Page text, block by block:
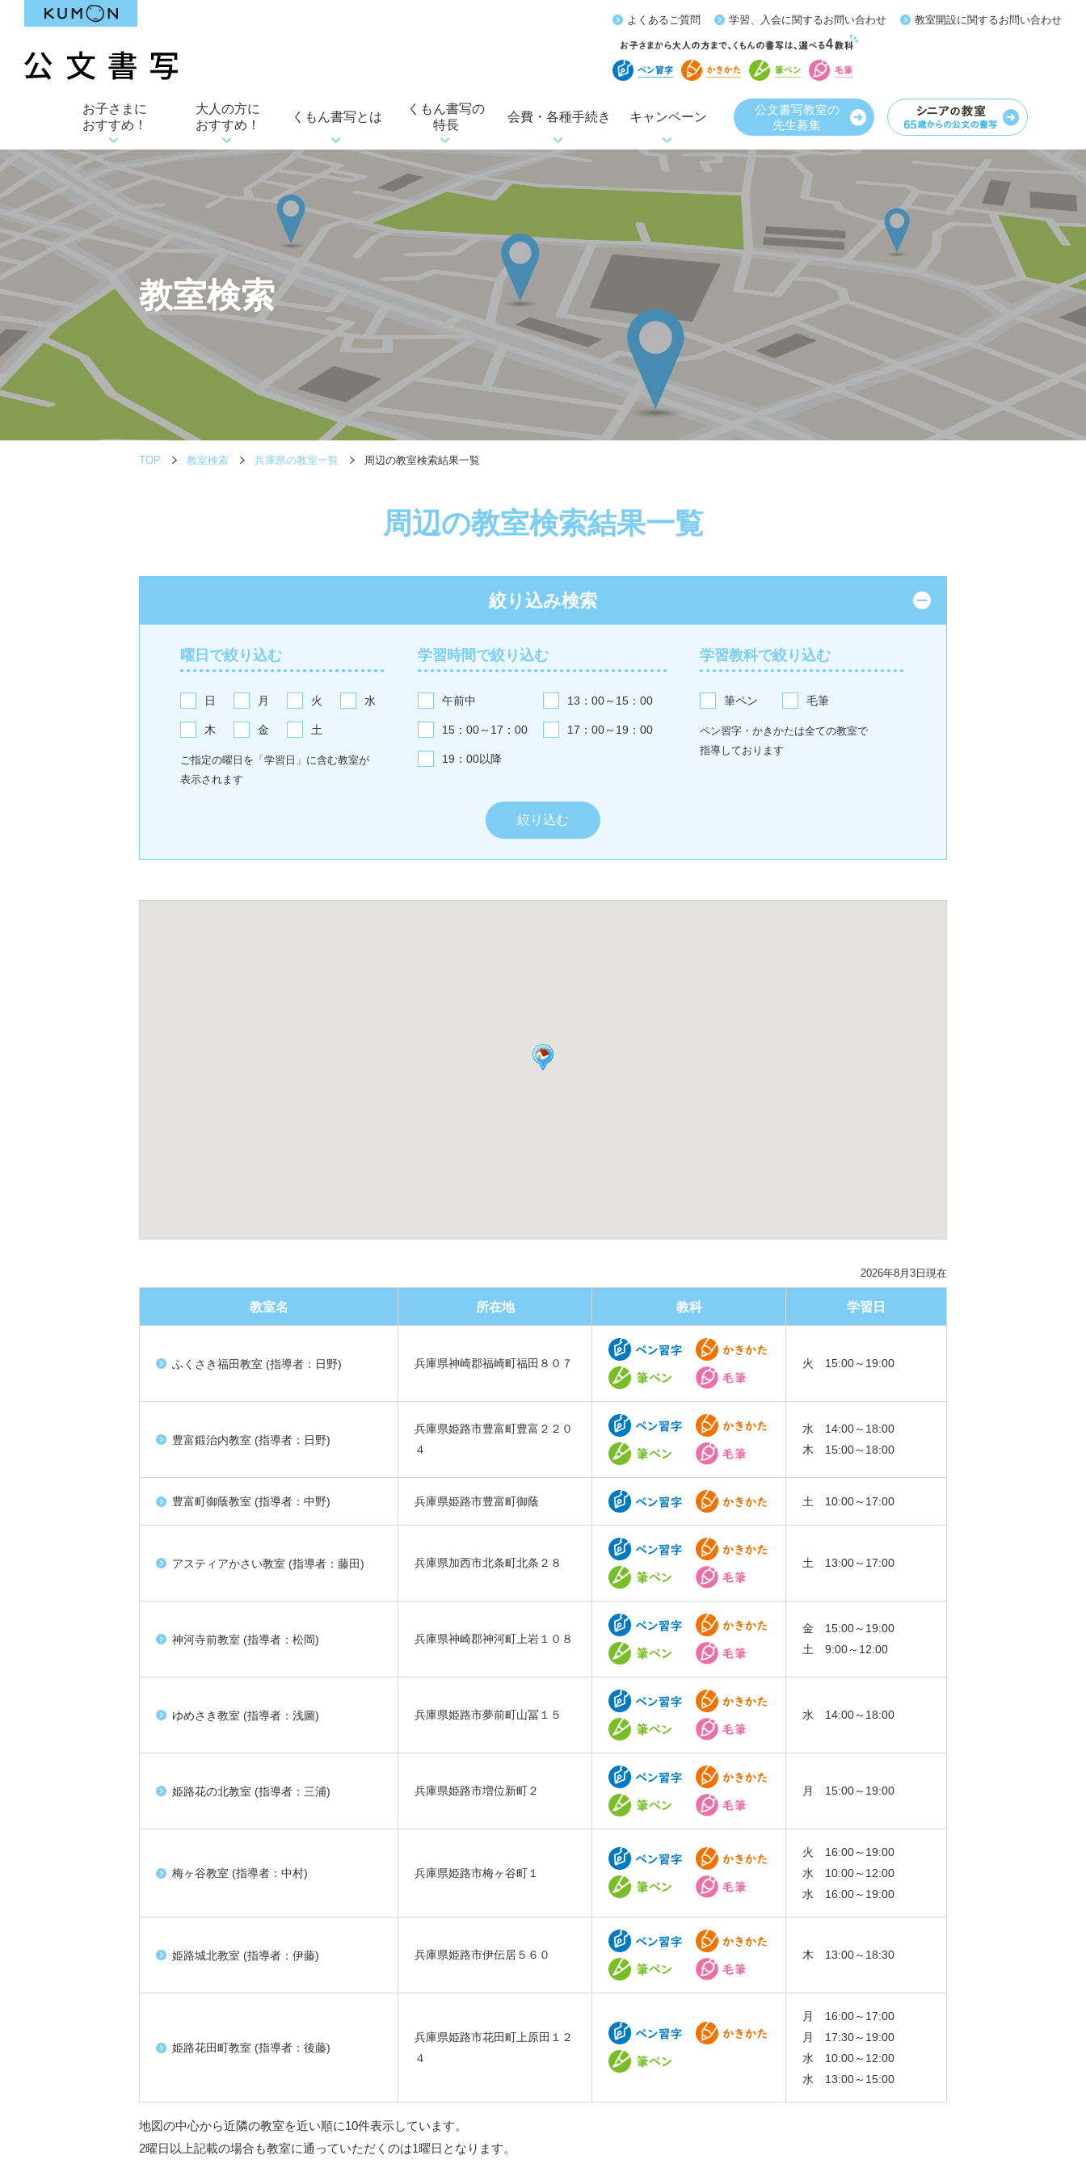
よくあるご質問 学習、入会に関するお問い合わせ 教室開設に関するお問い合わせ
お子さまに
おすすめ！
大人の方に
おすすめ！
くもん書写とは
くもん書写の
特長
会費・各種手続き キャンペーン
公文書写教室の
先生募集
教室検索
TOP 教室検索 兵庫県の教室一覧 周辺の教室検索結果一覧
周辺の教室検索結果一覧
絞り込み検索
曜日で絞り込む
日 月 火 水
木 金 土
ご指定の曜日を「学習日」に含む教室が
表示されます
学習時間で絞り込む
午前中 13：00～15：00
15：00～17：00 17：00～19：00
19：00以降
学習教科で絞り込む
筆ペン 毛筆
ペン習字・かきかたは全ての教室で
指導しております
2026年8月3日現在
教室名 所在地 教科 学習日
ふくさき福田教室 (指導者：日野) 兵庫県神崎郡福崎町福田８０７ 火 15:00～19:00
豊富鍛治内教室 (指導者：日野)
兵庫県姫路市豊富町豊富２２０
４
水 14:00～18:00
木 15:00～18:00
豊富町御蔭教室 (指導者：中野) 兵庫県姫路市豊富町御蔭 土 10:00～17:00
アスティアかさい教室 (指導者：藤田) 兵庫県加西市北条町北条２８ 土 13:00～17:00
神河寺前教室 (指導者：松岡) 兵庫県神崎郡神河町上岩１０８
金 15:00～19:00
土 9:00～12:00
ゆめさき教室 (指導者：浅圖) 兵庫県姫路市夢前町山冨１５ 水 14:00～18:00
姫路花の北教室 (指導者：三浦) 兵庫県姫路市増位新町２ 月 15:00～19:00
梅ヶ谷教室 (指導者：中村) 兵庫県姫路市梅ヶ谷町１
火 16:00～19:00
水 10:00～12:00
水 16:00～19:00
姫路城北教室 (指導者：伊藤) 兵庫県姫路市伊伝居５６０ 木 13:00～18:30
姫路花田町教室 (指導者：後藤)
兵庫県姫路市花田町上原田１２
４
月 16:00～17:00
月 17:30～19:00
水 10:00～12:00
水 13:00～15:00
地図の中心から近隣の教室を近い順に10件表示しています。
2曜日以上記載の場合も教室に通っていただくのは1曜日となります。